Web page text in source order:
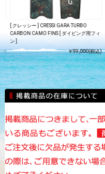
)
[ クレッシー ] CRESSI GARA TURBO
CARBON CAMO FINS [ ダイビング用フィ
ン ]
￥99,000(税込)